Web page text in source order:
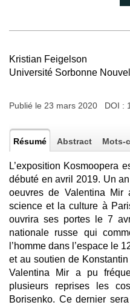
Kristian Feigelson
Université Sorbonne
Publié le 23 mars 2020 DOI :
Résumé Abstract Mots-
L’exposition Kosmoopera
débuté en avril 2019. Un
oeuvres de Valentina
science et la culture à
ouvrira ses portes le 7
nationale russe qui
l’homme dans l’espace le
et au soutien de
Valentina Mir a pu
plusieurs reprises les
Borisenko. Ce dernier